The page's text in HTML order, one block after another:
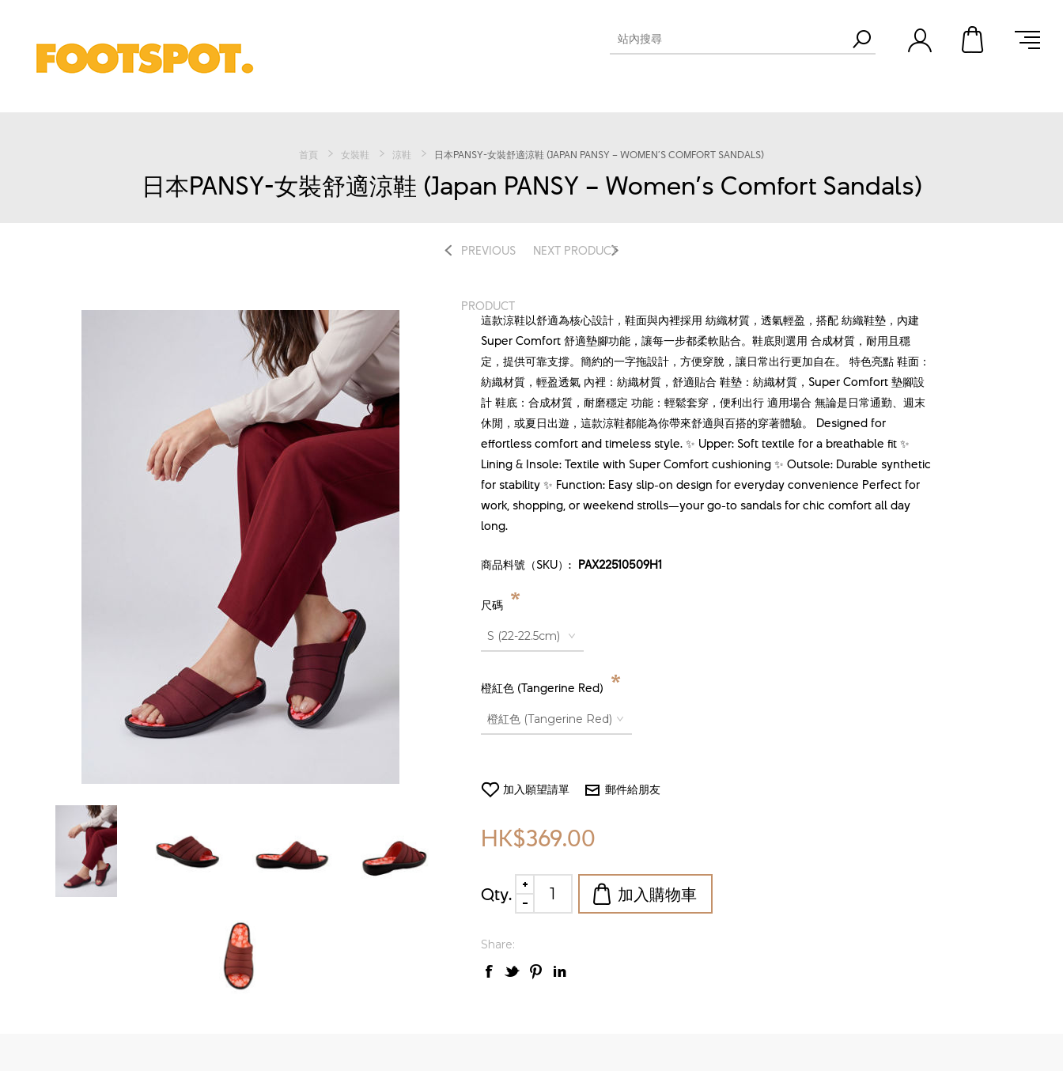
首頁 女裝鞋 涼鞋 日本PANSY-女裝舒適涼鞋 (JAPAN PANSY – WOMEN’S COMFORT SANDALS)
日本PANSY-女裝舒適涼鞋 (Japan PANSY – Women’s Comfort Sandals)
PREVIOUS
PRODUCT
NEXT PRODUCT
這款涼鞋以舒適為核心設計，鞋面與內裡採用 紡織材質，透氣輕盈，搭配 紡織鞋墊，內建
Super Comfort 舒適墊腳功能，讓每一步都柔軟貼合。鞋底則選用 合成材質，耐用且穩
定，提供可靠支撐。簡約的一字拖設計，方便穿脫，讓日常出行更加自在。 特色亮點 鞋面：
紡織材質，輕盈透氣 內裡：紡織材質，舒適貼合 鞋墊：紡織材質，Super Comfort 墊腳設
計 鞋底：合成材質，耐磨穩定 功能：輕鬆套穿，便利出行 適用場合 無論是日常通勤、週末
休閒，或夏日出遊，這款涼鞋都能為你帶來舒適與百搭的穿著體驗。 Designed for
effortless comfort and timeless style. ✨ Upper: Soft textile for a breathable fit ✨
Lining & Insole: Textile with Super Comfort cushioning ✨ Outsole: Durable synthetic
for stability ✨ Function: Easy slip-on design for everyday convenience Perfect for
work, shopping, or weekend strolls—your go-to sandals for chic comfort all day
long.
商品料號（SKU）: PAX22510509H1
尺碼 *
橙紅色 (Tangerine Red) *
HK$369.00
Qty.
Share: